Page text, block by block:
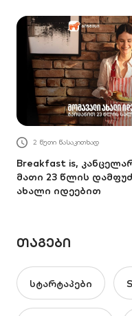
2 წუთი წასაკითხად
Breakfast is,
მათი 23 წლის
ახალი იდეებით
ᲗᲐᲒᲔᲑᲘ
სტარტაპები